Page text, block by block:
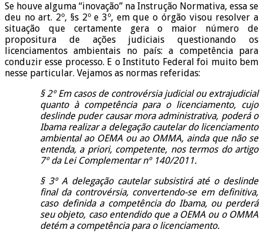
Se houve alguma “inovação” na Instrução Normativa, essa se
deu no art. 2º, §s 2º e 3º, em que o órgão visou resolver a
situação que certamente gera o maior número de
propositura de ações judiciais questionando os
licenciamentos ambientais no país: a competência para
conduzir esse processo. E o Instituto Federal foi muito bem
nesse particular. Vejamos as normas referidas:
§ 2º Em casos de controvérsia judicial ou extrajudicial
quanto à competência para o licenciamento, cujo
deslinde puder causar mora administrativa, poderá o
Ibama realizar a delegação cautelar do licenciamento
ambiental ao OEMA ou ao OMMA, ainda que não se
entenda, a priori, competente, nos termos do artigo
7º da Lei Complementar nº 140/2011.
§ 3º A delegação cautelar subsistirá até o deslinde
final da controvérsia, convertendo-se em definitiva,
caso definida a competência do Ibama, ou perderá
seu objeto, caso entendido que a OEMA ou o OMMA
detém a competência para o licenciamento.